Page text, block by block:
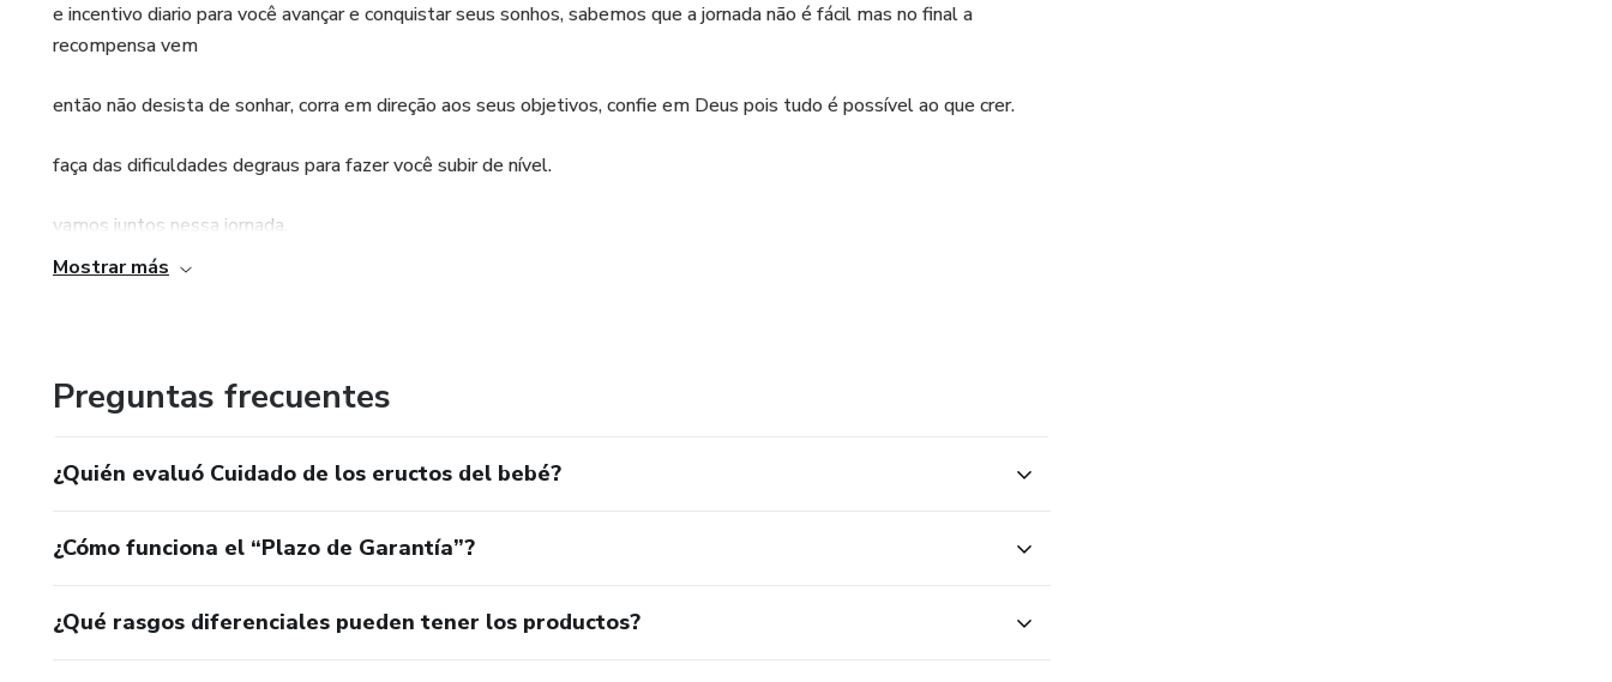
e incentivo diario para você avançar e conquistar seus sonhos, sabemos que a jornada não é fácil mas no final a
recompensa vem
então não desista de sonhar, corra em direção aos seus objetivos, confie em Deus pois tudo é possível ao que crer.
faça das dificuldades degraus para fazer você subir de nível.
vamos juntos nessa jornada.
Mostrar más
Preguntas frecuentes
¿Quién evaluó Cuidado de los eructos del bebé?
¿Cómo funciona el “Plazo de Garantía”?
¿Qué rasgos diferenciales pueden tener los productos?